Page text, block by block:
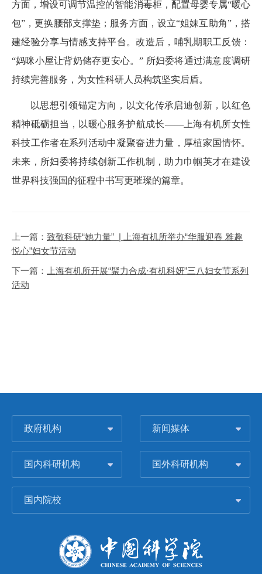
方面，增设可调节温控的智能消毒柜，配置母婴专属“暖心
包”，更换腰部支撑垫；服务方面，设立“姐妹互助角”，搭
建经验分享与情感支持平台。改造后，哺乳期职工反馈：
“妈咪小屋让背奶储存更安心。” 所妇委将通过满意度调研
持续完善服务，为女性科研人员构筑坚实后盾。
以思想引领锚定方向，以文化传承启迪创新，以红色
精神砥砺担当，以暖心服务护航成长——上海有机所女性
科技工作者在系列活动中凝聚奋进力量，厚植家国情怀。
未来，所妇委将持续创新工作机制，助力巾帼英才在建设
世界科技强国的征程中书写更璀璨的篇章。
上一篇： 致敬科研“她力量” | 上海有机所举办“华服迎春 雅趣
悦心”妇女节活动
下一篇：
上海有机所开展“聚力合成·有机科妍”三八妇女节系列
活动
政府机构 新闻媒体
国内科研机构 国外科研机构
国内院校